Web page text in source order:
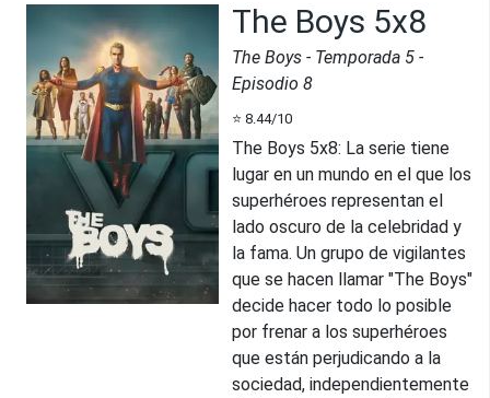
The Boys 5x8
The Boys - Temporada 5 -
Episodio 8
⭐ 8.44/10
The Boys 5x8: La serie tiene
lugar en un mundo en el que los
superhéroes representan el
lado oscuro de la celebridad y
la fama. Un grupo de vigilantes
que se hacen llamar "The Boys"
decide hacer todo lo posible
por frenar a los superhéroes
que están perjudicando a la
sociedad, independientemente